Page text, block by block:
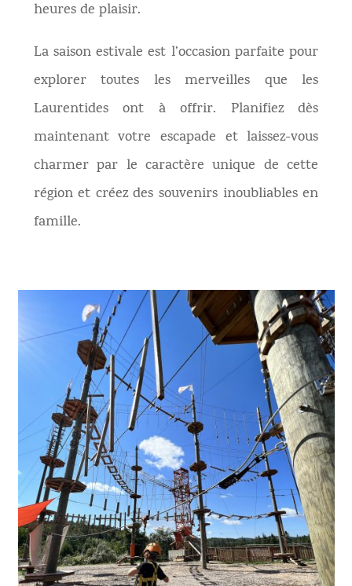
heures de plaisir.
La saison estivale est l’occasion parfaite pour
explorer toutes les merveilles que les
Laurentides ont à offrir. Planifiez dès
maintenant votre escapade et laissez-vous
charmer par le caractère unique de cette
région et créez des souvenirs inoubliables en
famille.